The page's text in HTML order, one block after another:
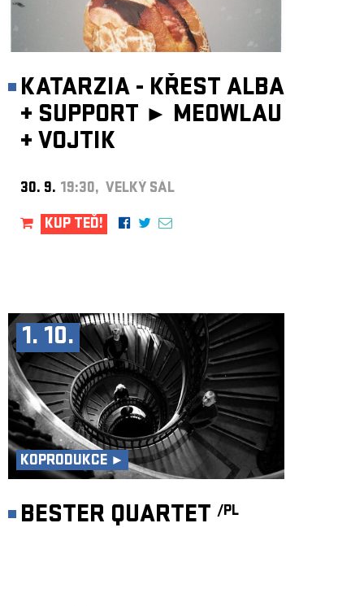
KATARZIA - KŘEST ALBA
+ SUPPORT ► MEOWLAU
+ VOJTIK
30. 9. 19:30, VELKÝ SÁL
KUP TEĎ!
1. 10.
KOPRODUKCE ►
BESTER QUARTET /PL